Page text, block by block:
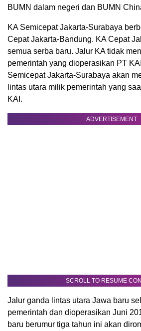
BUMN dalam negeri dan BUMN
KA Semicepat Jakarta-Surabaya
Cepat Jakarta-Bandung. KA Cepat
semua serba baru. Jalur KA tidak
pemerintah yang dioperasikan PT
Semicepat Jakarta-Surabaya akan
lintas utara milik pemerintah yang
KAI.
ADVERTISEMENT
SCROLL TO RESUME
Jalur ganda lintas utara Jawa baru
pemerintah dan dioperasikan Juni
baru berumur tiga tahun ini akan